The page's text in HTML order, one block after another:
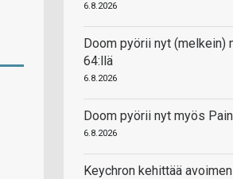
6.8.2026
Doom pyörii nyt (melkein)
64:llä
6.8.2026
Doom pyörii nyt myös
6.8.2026
Keychron kehittää